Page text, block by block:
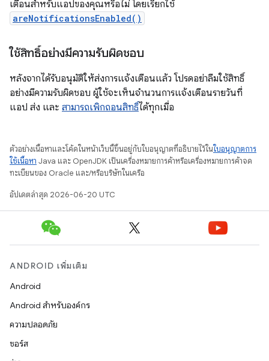
เตือนสำหรับแอปของคุณหรือไม่ โดยเรียกใช้
areNotificationsEnabled()
ใช้สิทธิ์อย่างมีความรับผิดชอบ
หลังจากได้รับอนุมัติให้ส่งการแจ้งเตือนแล้ว โปรดอย่าลืมใช้สิทธิ์
อย่างมีความรับผิดชอบ ผู้ใช้จะเห็นจำนวนการแจ้งเตือนรายวันที่
แอป ส่ง และ สามารถเพิกถอนสิทธิ์ได้ทุกเมื่อ
ตัวอย่างเนื้อหาและโค้ดในหน้าเว็บนี้ขึ้นอยู่กับใบอนุญาตที่อธิบายไว้ในใบอนุญาตการ
ใช้เนื้อหา Java และ OpenJDK เป็นเครื่องหมายการค้าหรือเครื่องหมายการค้าจด
ทะเบียนของ Oracle และ/หรือบริษัทในเครือ
อัปเดตล่าสุด 2026-06-20 UTC
ANDROID เพิ่มเติม
Android
Android สำหรับองค์กร
ความปลอดภัย
ซอร์ส